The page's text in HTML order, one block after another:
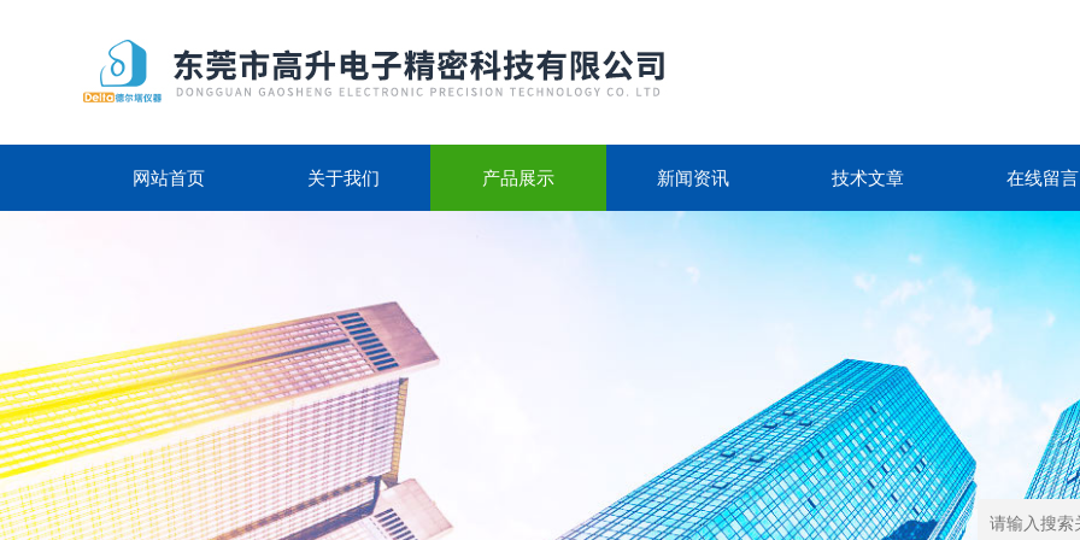
网站首页 关于我们 产品展示 新闻资讯 技术文章 在线留言